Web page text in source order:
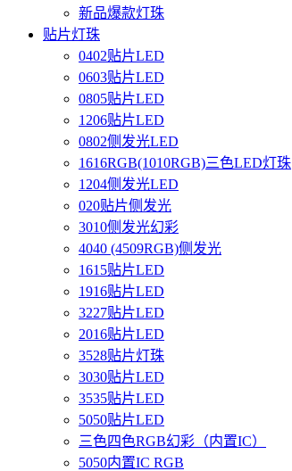
新品爆款灯珠
贴片灯珠
0402贴片LED
0603贴片LED
0805贴片LED
1206贴片LED
0802侧发光LED
1616RGB(1010RGB)三色LED灯珠
1204侧发光LED
020贴片侧发光
3010侧发光幻彩
4040 (4509RGB)侧发光
1615贴片LED
1916贴片LED
3227贴片LED
2016贴片LED
3528贴片灯珠
3030贴片LED
3535贴片LED
5050贴片LED
三色四色RGB幻彩（内置IC）
5050内置IC RGB